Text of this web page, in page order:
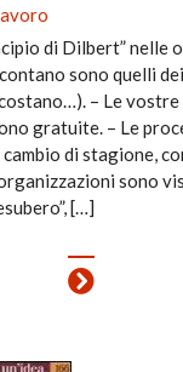
di Dilbert” nelle
sono quelli
– Le
gratuite. – Le
di stagione,
sono
[…]